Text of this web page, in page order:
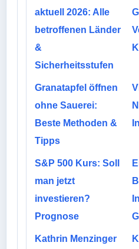
aktuell 2026: Alle
betroffenen Länder
&
Sicherheitsstufen
Granatapfel öffnen
ohne Sauerei:
Beste Methoden &
Tipps
S&P 500 Kurs: Soll
man jetzt
investieren?
Prognose
Kathrin Menzinger